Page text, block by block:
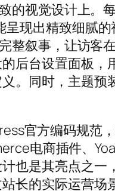
的视觉设计上。
现出精致细腻
整叙事，让访客
后台设置面板
。同时，主题
官方编码规范
电商插件、
也是其亮点之
长的实际运营场景